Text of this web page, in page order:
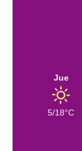
Jue
5/18°C